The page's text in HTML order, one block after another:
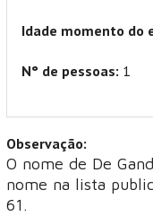
Idade momento do
N° de pessoas: 1
Observação:
O nome de De
nome na lista
61.